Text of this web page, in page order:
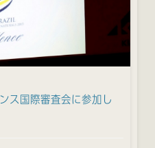
ス国際審査会に参加し